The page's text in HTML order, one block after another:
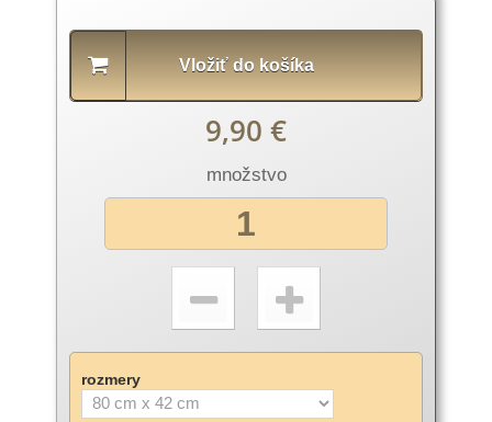
Vložiť do košíka
9,90 €
množstvo
rozmery
produktu